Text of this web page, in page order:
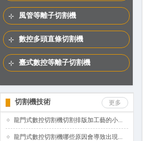
風管等離子切割機
數控多頭直條切割機
臺式數控等離子切割機
更多
切割機技術
龍門式數控切割機切割排版加工藝的小...
龍門式數控切割機哪些原因會導致出現...